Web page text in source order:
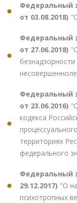
Федеральный
от 03.08.2018)
Федеральный
от 27.06.2018)
Федеральный
от 23.06.2016)
кодекса
территориях
федерального
Федеральный
29.12.2017) "О
психотропных